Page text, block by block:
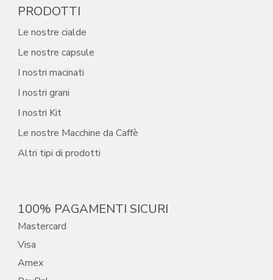
PRODOTTI
Le nostre cialde
Le nostre capsule
I nostri macinati
I nostri grani
I nostri Kit
Le nostre Macchine da Caffè
Altri tipi di prodotti
100% PAGAMENTI SICURI
Mastercard
Visa
Amex